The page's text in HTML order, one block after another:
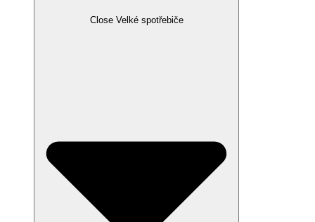
Close Velké spotřebiče